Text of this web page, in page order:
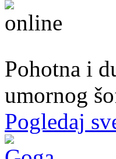
Pohotna i
umornog
Pogledaj